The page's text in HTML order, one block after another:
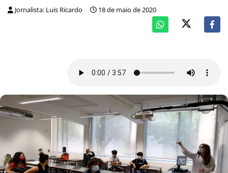
Jornalista: Luis Ricardo 18 de maio de 2020